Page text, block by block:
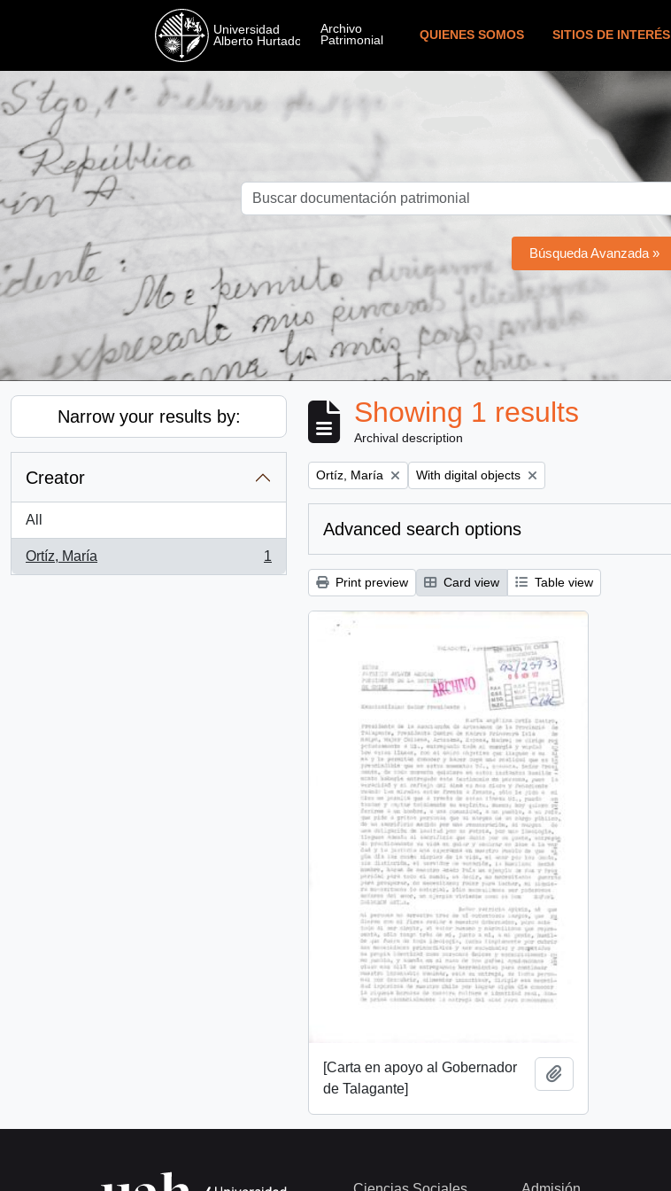
QUIENES SOMOS SITIOS DE INTERÉS
Búsqueda Avanzada »
Narrow your results by:
Creator
All
Ortíz, María
, 1 results
1
Showing 1 results
Archival description
Remove filter:
Ortíz, María Remove filter:
With digital objects
Advanced search options
Print preview Card view Table view
[Carta en apoyo al Gobernador
de Talagante]